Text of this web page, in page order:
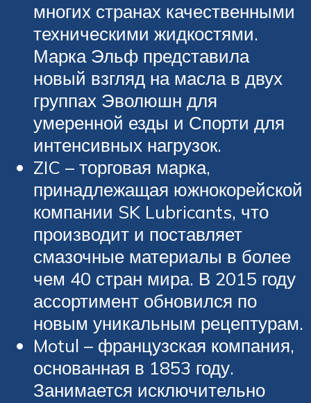
многих странах качественными
техническими жидкостями.
Марка Эльф представила
новый взгляд на масла в двух
группах Эволюшн для
умеренной езды и Спорти для
интенсивных нагрузок.
ZIC – торговая марка,
принадлежащая южнокорейской
компании SK Lubricants, что
производит и поставляет
смазочные материалы в более
чем 40 стран мира. В 2015 году
ассортимент обновился по
новым уникальным рецептурам.
Motul – французская компания,
основанная в 1853 году.
Занимается исключительно